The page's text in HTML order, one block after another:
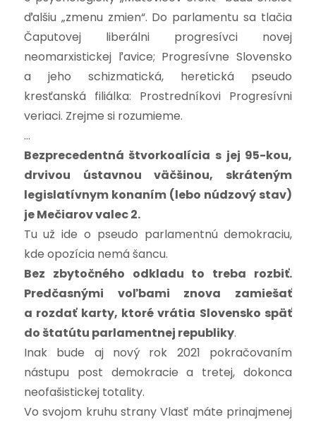
ďalšiu „zmenu zmien“. Do parlamentu sa tlačia
Čaputovej liberálni progresívci novej
neomarxistickej ľavice; Progresívne Slovensko
a jeho schizmatická, heretická pseudo
kresťanská filiálka: Prostredníkovi Progresívni
veriaci. Zrejme si rozumieme.
…
Bezprecedentná štvorkoalícia s jej 95-kou,
drvivou ústavnou väčšinou, skráteným
legislatívnym konaním (lebo núdzový stav)
je Mečiarov valec 2.
Tu už ide o pseudo parlamentnú demokraciu,
kde opozícia nemá šancu.
Bez zbytočného odkladu to treba rozbiť.
Predčasnými voľbami znova zamiešať
a rozdať karty, ktoré vrátia Slovensko späť
do štatútu parlamentnej republiky.
Inak bude aj nový rok 2021 pokračovaním
nástupu post demokracie a tretej, dokonca
neofašistickej totality.
Vo svojom kruhu strany Vlasť máte prinajmenej